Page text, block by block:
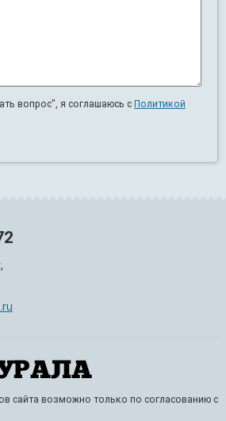
вопрос", я соглашаюсь с Политикой
сайта возможно только по согласованию с